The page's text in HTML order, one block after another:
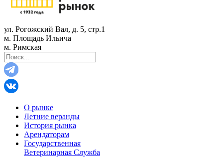
ул. Рогожский Вал, д. 5, стр.1
м. Площадь Ильича
м. Римская
О рынке
Летние веранды
История рынка
Арендаторам
Государственная
Ветеринарная Служба